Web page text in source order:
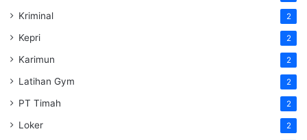
Kriminal 2
Kepri 2
Karimun 2
Latihan Gym 2
PT Timah 2
Loker 2